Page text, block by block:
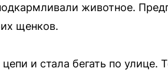
животное.
щенков.
и стала бегать по улице.